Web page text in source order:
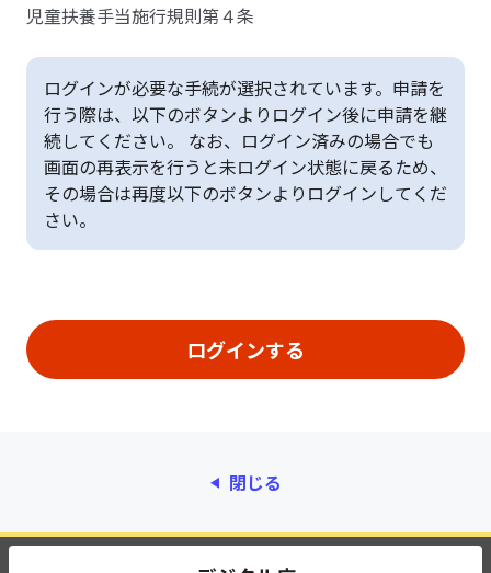
児童扶養手当施行規則第４条
ログインが必要な手続が選択されています。申請を
行う際は、以下のボタンよりログイン後に申請を継
続してください。 なお、ログイン済みの場合でも
画面の再表示を行うと未ログイン状態に戻るため、
その場合は再度以下のボタンよりログインしてくだ
さい。
閉じる